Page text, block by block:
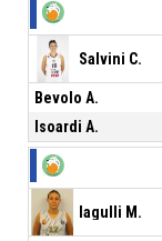
Salvini C.
Bevolo A.
Isoardi A.
Iagulli M.